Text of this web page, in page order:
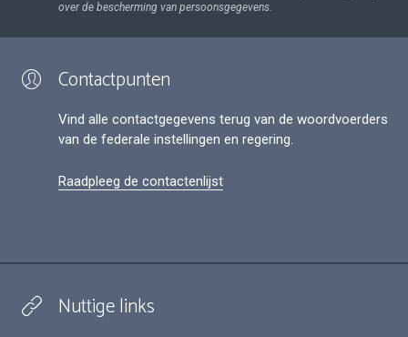
over de bescherming van persoonsgegevens.
Contactpunten
Vind alle contactgegevens terug van de woordvoerders
van de federale instellingen en regering.
Raadpleeg de contactenlijst
Nuttige links